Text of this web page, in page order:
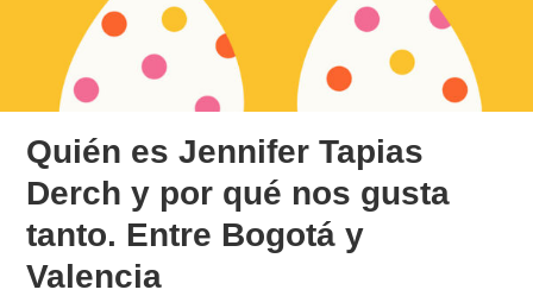
Quién es Jennifer Tapias
Derch y por qué nos gusta
tanto. Entre Bogotá y
Valencia